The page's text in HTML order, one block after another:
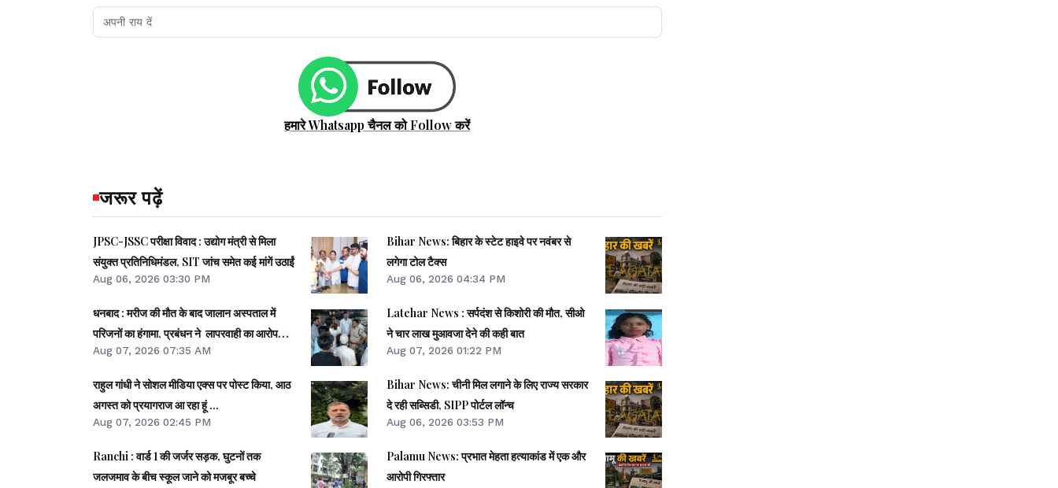
हमारे Whatsapp चैनल को Follow करें
जरूर पढ़ें
JPSC-JSSC परीक्षा विवाद : उद्योग मंत्री से मिला
संयुक्त प्रतिनिधिमंडल, SIT जांच समेत कई मांगें उठाईं
Aug 06, 2026 03:30 PM
धनबाद : मरीज की मौत के बाद जालान अस्पताल में
परिजनों का हंगामा, प्रबंधन ने लापरवाही का आरोप
खारिज किया
Aug 07, 2026 07:35 AM
राहुल गांधी ने सोशल मीडिया एक्स पर पोस्ट किया, आठ
अगस्त को प्रयागराज आ रहा हूं ...
Aug 07, 2026 02:45 PM
Ranchi : वार्ड 1 की जर्जर सड़क, घुटनों तक
जलजमाव के बीच स्कूल जाने को मजबूर बच्चे
Bihar News: बिहार के स्टेट हाइवे पर नवंबर से
लगेगा टोल टैक्स
Aug 06, 2026 04:34 PM
Latehar News : सर्पदंश से किशोरी की मौत, सीओ
ने चार लाख मुआवजा देने की कही बात
Aug 07, 2026 01:22 PM
Bihar News: चीनी मिल लगाने के लिए राज्य सरकार
दे रही सब्सिडी, SIPP पोर्टल लॉन्च
Aug 06, 2026 03:53 PM
Palamu News: प्रभात मेहता हत्याकांड में एक और
आरोपी गिरफ्तार